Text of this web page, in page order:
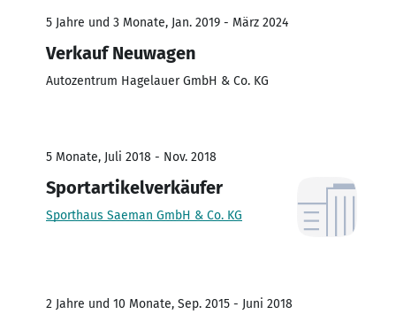
5 Jahre und 3 Monate, Jan. 2019 - März 2024
Verkauf Neuwagen
Autozentrum Hagelauer GmbH & Co. KG
5 Monate, Juli 2018 - Nov. 2018
Sportartikelverkäufer
Sporthaus Saeman GmbH & Co. KG
2 Jahre und 10 Monate, Sep. 2015 - Juni 2018